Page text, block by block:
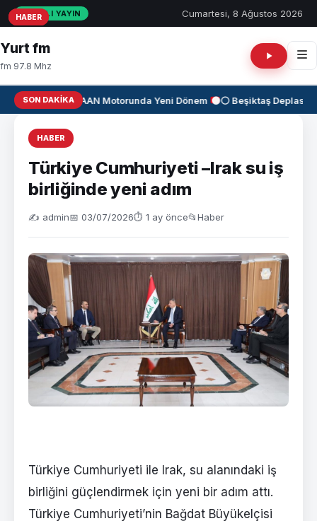
CANLI YAYIN Cumartesi, 8 Ağustos 2026
Yurt fm
fm 97.8 Mhz
SON DAKIKA
✈️KAAN Motorunda Yeni Dönem ⚫⚪ Beşiktaş
HABER
Türkiye Cumhuriyeti –Irak su iş
birliğinde yeni adım
✍️ admin📅 03/07/2026⏱ 1 ay önce📂Haber
Türkiye Cumhuriyeti ile Irak, su alanındaki iş
birliğini güçlendirmek için yeni bir adım attı.
Türkiye Cumhuriyeti’nin Bağdat Büyükelçisi
HABER
HABER
HABER